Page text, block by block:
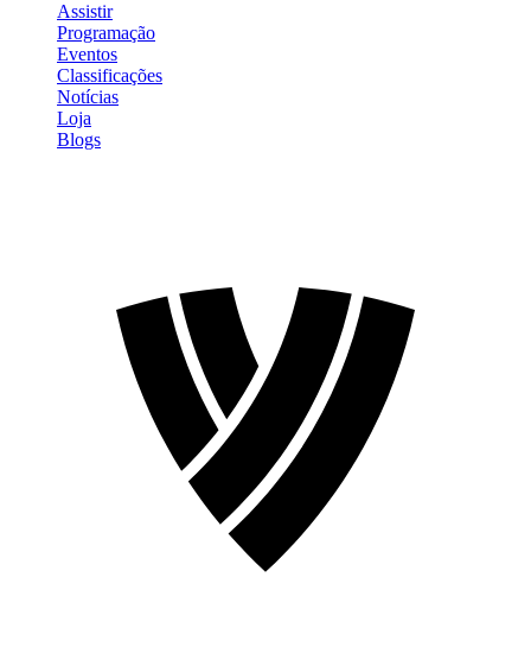
Assistir
Programação
Eventos
Classificações
Notícias
Loja
Blogs